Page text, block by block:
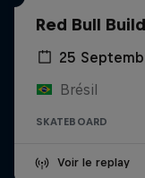
Red Bull
25
Brésil
SKATEBOARD
Voir le replay